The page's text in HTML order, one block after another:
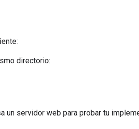
directorio:
un servidor web para probar tu